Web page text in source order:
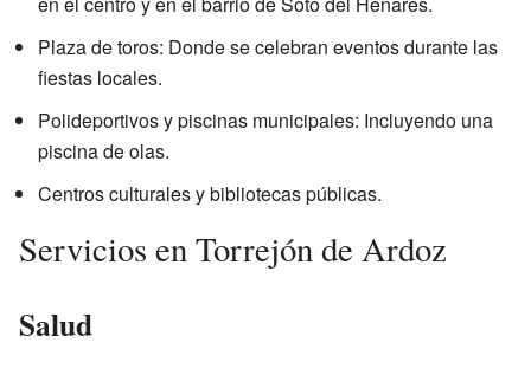
Plaza de toros: Donde se celebran eventos durante las
fiestas locales.
Polideportivos y piscinas municipales: Incluyendo una
piscina de olas.
Centros culturales y bibliotecas públicas.
Servicios en Torrejón de Ardoz
Salud